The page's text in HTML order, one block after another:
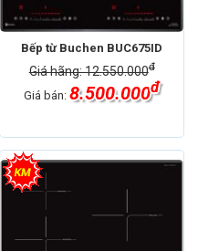
Bếp từ Buchen BUC675ID
Giá hãng: 12.550.000đ
Giá bán:8.500.000đ